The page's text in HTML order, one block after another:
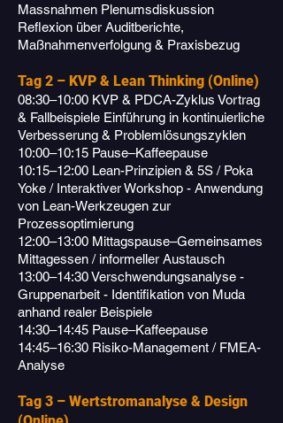
Massnahmen Plenumsdiskussion
Reflexion über Auditberichte,
Maßnahmenverfolgung & Praxisbezug
Tag 2 – KVP & Lean Thinking (Online)
08:30–10:00 KVP & PDCA-Zyklus Vortrag
& Fallbeispiele Einführung in kontinuierliche
Verbesserung & Problemlösungszyklen
10:00–10:15 Pause–Kaffeepause
10:15–12:00 Lean-Prinzipien & 5S / Poka
Yoke / Interaktiver Workshop - Anwendung
von Lean-Werkzeugen zur
Prozessoptimierung
12:00–13:00 Mittagspause–Gemeinsames
Mittagessen / informeller Austausch
13:00–14:30 Verschwendungsanalyse -
Gruppenarbeit - Identifikation von Muda
anhand realer Beispiele
14:30–14:45 Pause–Kaffeepause
14:45–16:30 Risiko-Management / FMEA-
Analyse
Tag 3 – Wertstromanalyse & Design